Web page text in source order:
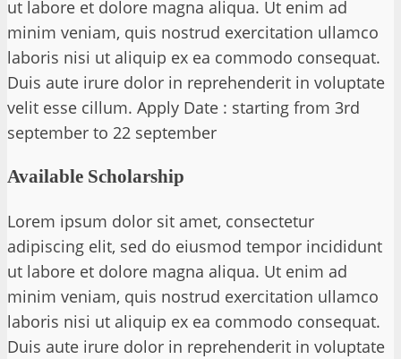
ut labore et dolore magna aliqua. Ut enim ad
minim veniam, quis nostrud exercitation ullamco
laboris nisi ut aliquip ex ea commodo consequat.
Duis aute irure dolor in reprehenderit in voluptate
velit esse cillum. Apply Date : starting from 3rd
september to 22 september
Available Scholarship
Lorem ipsum dolor sit amet, consectetur
adipiscing elit, sed do eiusmod tempor incididunt
ut labore et dolore magna aliqua. Ut enim ad
minim veniam, quis nostrud exercitation ullamco
laboris nisi ut aliquip ex ea commodo consequat.
Duis aute irure dolor in reprehenderit in voluptate